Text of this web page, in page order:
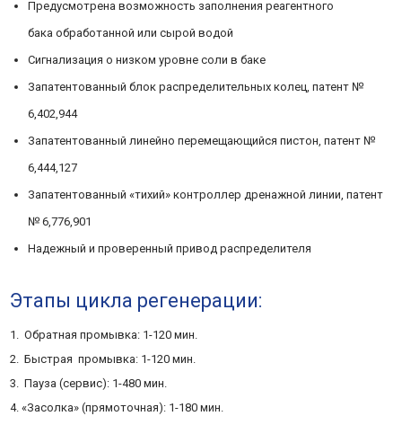
Предусмотрена возможность заполнения реагентного
бака обработанной или сырой водой
Сигнализация о низком уровне соли в баке
Запатентованный блок распределительных колец, патент №
6,402,944
Запатентованный линейно перемещающийся пистон, патент №
6,444,127
Запатентованный «тихий» контроллер дренажной линии, патент
№ 6,776,901
Надежный и проверенный привод распределителя
Этапы цикла регенерации:
1. Обратная промывка: 1-120 мин.
2. Быстрая промывка: 1-120 мин.
3. Пауза (сервис): 1-480 мин.
4. «Засолка» (прямоточная): 1-180 мин.